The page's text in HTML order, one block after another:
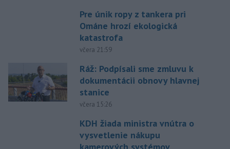
Pre únik ropy z tankera pri
Ománe hrozí ekologická
katastrofa
včera 21:59
Ráž: Podpísali sme zmluvu k
dokumentácii obnovy hlavnej
stanice
včera 15:26
KDH žiada ministra vnútra o
vysvetlenie nákupu
kamerových systémov